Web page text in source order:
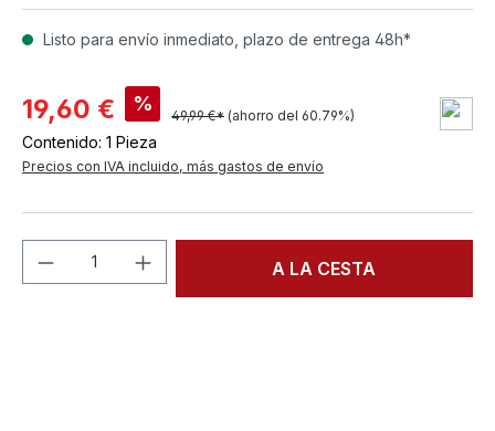
Listo para envío inmediato, plazo de entrega 48h*
19,60 € %
49,99 €* (ahorro del 60.79%)
Contenido: 1 Pieza
Precios con IVA incluido, más gastos de envío
Cantidad del producto: introduce la
A LA CESTA